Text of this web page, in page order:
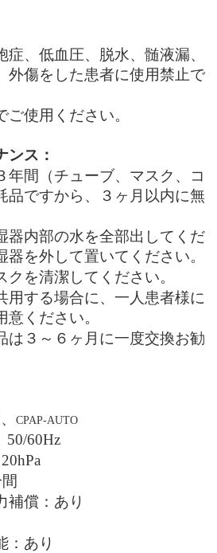
症、低血圧、脱水、髄液漏、
外傷をした患者に使用禁止で
使用ください。
ンス：
年間（チューブ、マスク、コ
品ですから、３ヶ月以内に無
器内部の水を全部出してくだ
器を外して置いてください。
を清潔してください。
用する場合に、一人患者様に
ください。
は３～６ヶ月に一度交換お勧
、 CPAP-AUTO
50/60Hz
hPa
補償：あり
：あり